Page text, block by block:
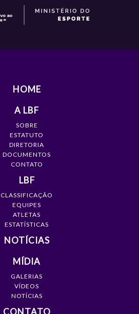
HOME
A LBF
SOBRE
ESTATUTO
DIRETORIA
DOCUMENTOS
CONTATO
LBF
CLASSIFICAÇÃO
EQUIPES
ATLETAS
ESTATÍSTICAS
NOTÍCIAS
MÍDIA
GALERIAS
VÍDEOS
NOTÍCIAS
CONTATO